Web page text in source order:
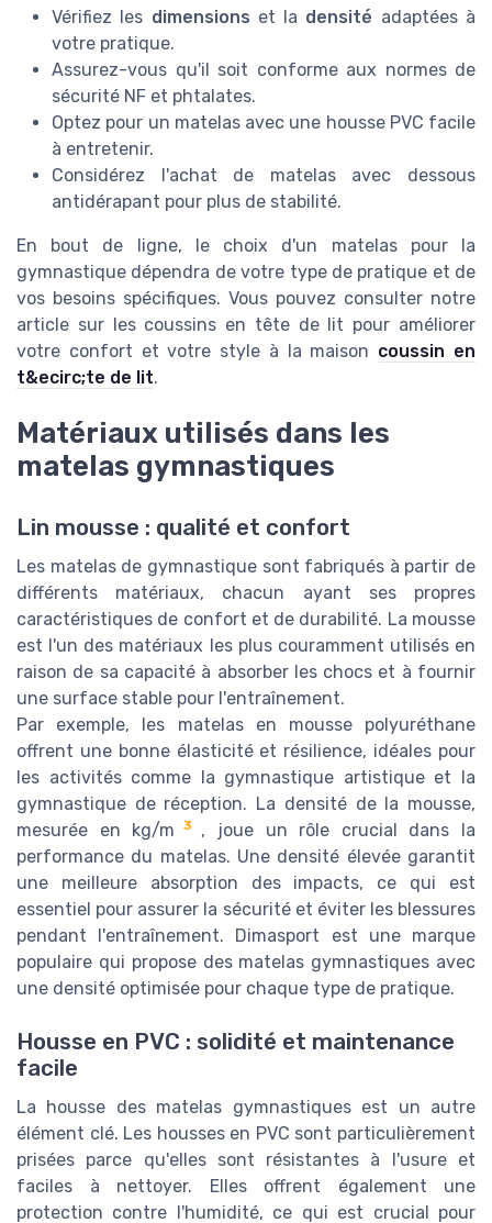
Vérifiez les dimensions et la densité adaptées à
votre pratique.
Assurez-vous qu'il soit conforme aux normes de
sécurité NF et phtalates.
Optez pour un matelas avec une housse PVC facile
à entretenir.
Considérez l'achat de matelas avec dessous
antidérapant pour plus de stabilité.
En bout de ligne, le choix d'un matelas pour la
gymnastique dépendra de votre type de pratique et de
vos besoins spécifiques. Vous pouvez consulter notre
article sur les coussins en tête de lit pour améliorer
votre confort et votre style à la maison coussin en
t&ecirc;te de lit.
Matériaux utilisés dans les
matelas gymnastiques
Lin mousse : qualité et confort
Les matelas de gymnastique sont fabriqués à partir de
différents matériaux, chacun ayant ses propres
caractéristiques de confort et de durabilité. La mousse
est l'un des matériaux les plus couramment utilisés en
raison de sa capacité à absorber les chocs et à fournir
une surface stable pour l'entraînement.
Par exemple, les matelas en mousse polyuréthane
offrent une bonne élasticité et résilience, idéales pour
les activités comme la gymnastique artistique et la
gymnastique de réception. La densité de la mousse,
mesurée en kg/m
3
, joue un rôle crucial dans la
performance du matelas. Une densité élevée garantit
une meilleure absorption des impacts, ce qui est
essentiel pour assurer la sécurité et éviter les blessures
pendant l'entraînement. Dimasport est une marque
populaire qui propose des matelas gymnastiques avec
une densité optimisée pour chaque type de pratique.
Housse en PVC : solidité et maintenance
facile
La housse des matelas gymnastiques est un autre
élément clé. Les housses en PVC sont particulièrement
prisées parce qu'elles sont résistantes à l'usure et
faciles à nettoyer. Elles offrent également une
protection contre l'humidité, ce qui est crucial pour